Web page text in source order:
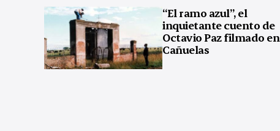
“El ramo azul”, el
inquietante cuento de
Octavio Paz filmado en
Cañuelas